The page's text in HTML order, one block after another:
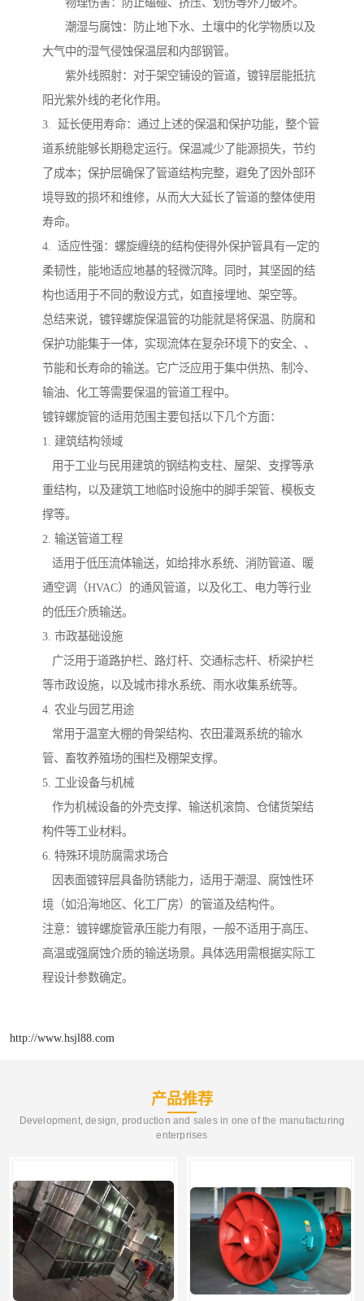
潮湿与腐蚀：防止地下水、土壤中的化学物质以及
大气中的湿气侵蚀保温层和内部钢管。
紫外线照射：对于架空铺设的管道，镀锌层能抵抗
阳光紫外线的老化作用。
3. 延长使用寿命：通过上述的保温和保护功能，整个管
道系统能够长期稳定运行。保温减少了能源损失，节约
了成本；保护层确保了管道结构完整，避免了因外部环
境导致的损坏和维修，从而大大延长了管道的整体使用
寿命。
4. 适应性强：螺旋缠绕的结构使得外保护管具有一定的
柔韧性，能地适应地基的轻微沉降。同时，其坚固的结
构也适用于不同的敷设方式，如直接埋地、架空等。
总结来说，镀锌螺旋保温管的功能就是将保温、防腐和
保护功能集于一体，实现流体在复杂环境下的安全、、
节能和长寿命的输送。它广泛应用于集中供热、制冷、
输油、化工等需要保温的管道工程中。
镀锌螺旋管的适用范围主要包括以下几个方面：
1. 建筑结构领域
用于工业与民用建筑的钢结构支柱、屋架、支撑等承
重结构，以及建筑工地临时设施中的脚手架管、模板支
撑等。
2. 输送管道工程
适用于低压流体输送，如给排水系统、消防管道、暖
通空调（HVAC）的通风管道，以及化工、电力等行业
的低压介质输送。
3. 市政基础设施
广泛用于道路护栏、路灯杆、交通标志杆、桥梁护栏
等市政设施，以及城市排水系统、雨水收集系统等。
4. 农业与园艺用途
常用于温室大棚的骨架结构、农田灌溉系统的输水
管、畜牧养殖场的围栏及棚架支撑。
5. 工业设备与机械
作为机械设备的外壳支撑、输送机滚筒、仓储货架结
构件等工业材料。
6. 特殊环境防腐需求场合
因表面镀锌层具备防锈能力，适用于潮湿、腐蚀性环
境（如沿海地区、化工厂房）的管道及结构件。
注意：镀锌螺旋管承压能力有限，一般不适用于高压、
高温或强腐蚀介质的输送场景。具体选用需根据实际工
程设计参数确定。
http://www.hsjl88.com
产品推荐
Development, design, production and sales in one of the manufacturing
enterprises